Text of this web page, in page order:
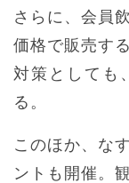
さらに、会員
価格で販売す
対策としても
る。
このほか、な
ントも開催。